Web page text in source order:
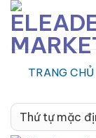
TRANG CHỦ